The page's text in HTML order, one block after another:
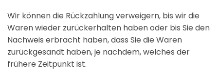
Wir können die Rückzahlung verweigern, bis wir die
Waren wieder zurückerhalten haben oder bis Sie den
Nachweis erbracht haben, dass Sie die Waren
zurückgesandt haben, je nachdem, welches der
frühere Zeitpunkt ist.